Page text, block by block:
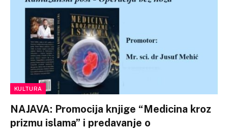
KULTURA
NAJAVA: Promocija knjige “Medicina kroz
prizmu islama” i predavanje o